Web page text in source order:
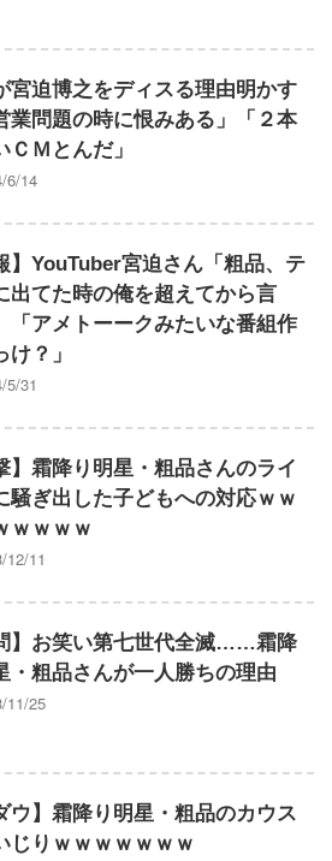
宮迫博之をディスる理由明かす
業問題の時に恨みある」「２本
ＣＭとんだ」
6/14
】YouTuber宮迫さん「粗品、テ
出てた時の俺を超えてから言
「アメトーークみたいな番組作
け？」
5/31
】霜降り明星・粗品さんのライ
騒ぎ出した子どもへの対応ｗｗ
ｗｗｗｗ
12/11
】お笑い第七世代全滅……霜降
・粗品さんが一人勝ちの理由
11/25
ウ】霜降り明星・粗品のカウス
じりｗｗｗｗｗｗｗ